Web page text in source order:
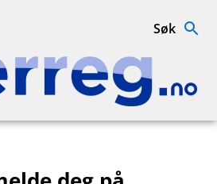
Interreg.no
Søk